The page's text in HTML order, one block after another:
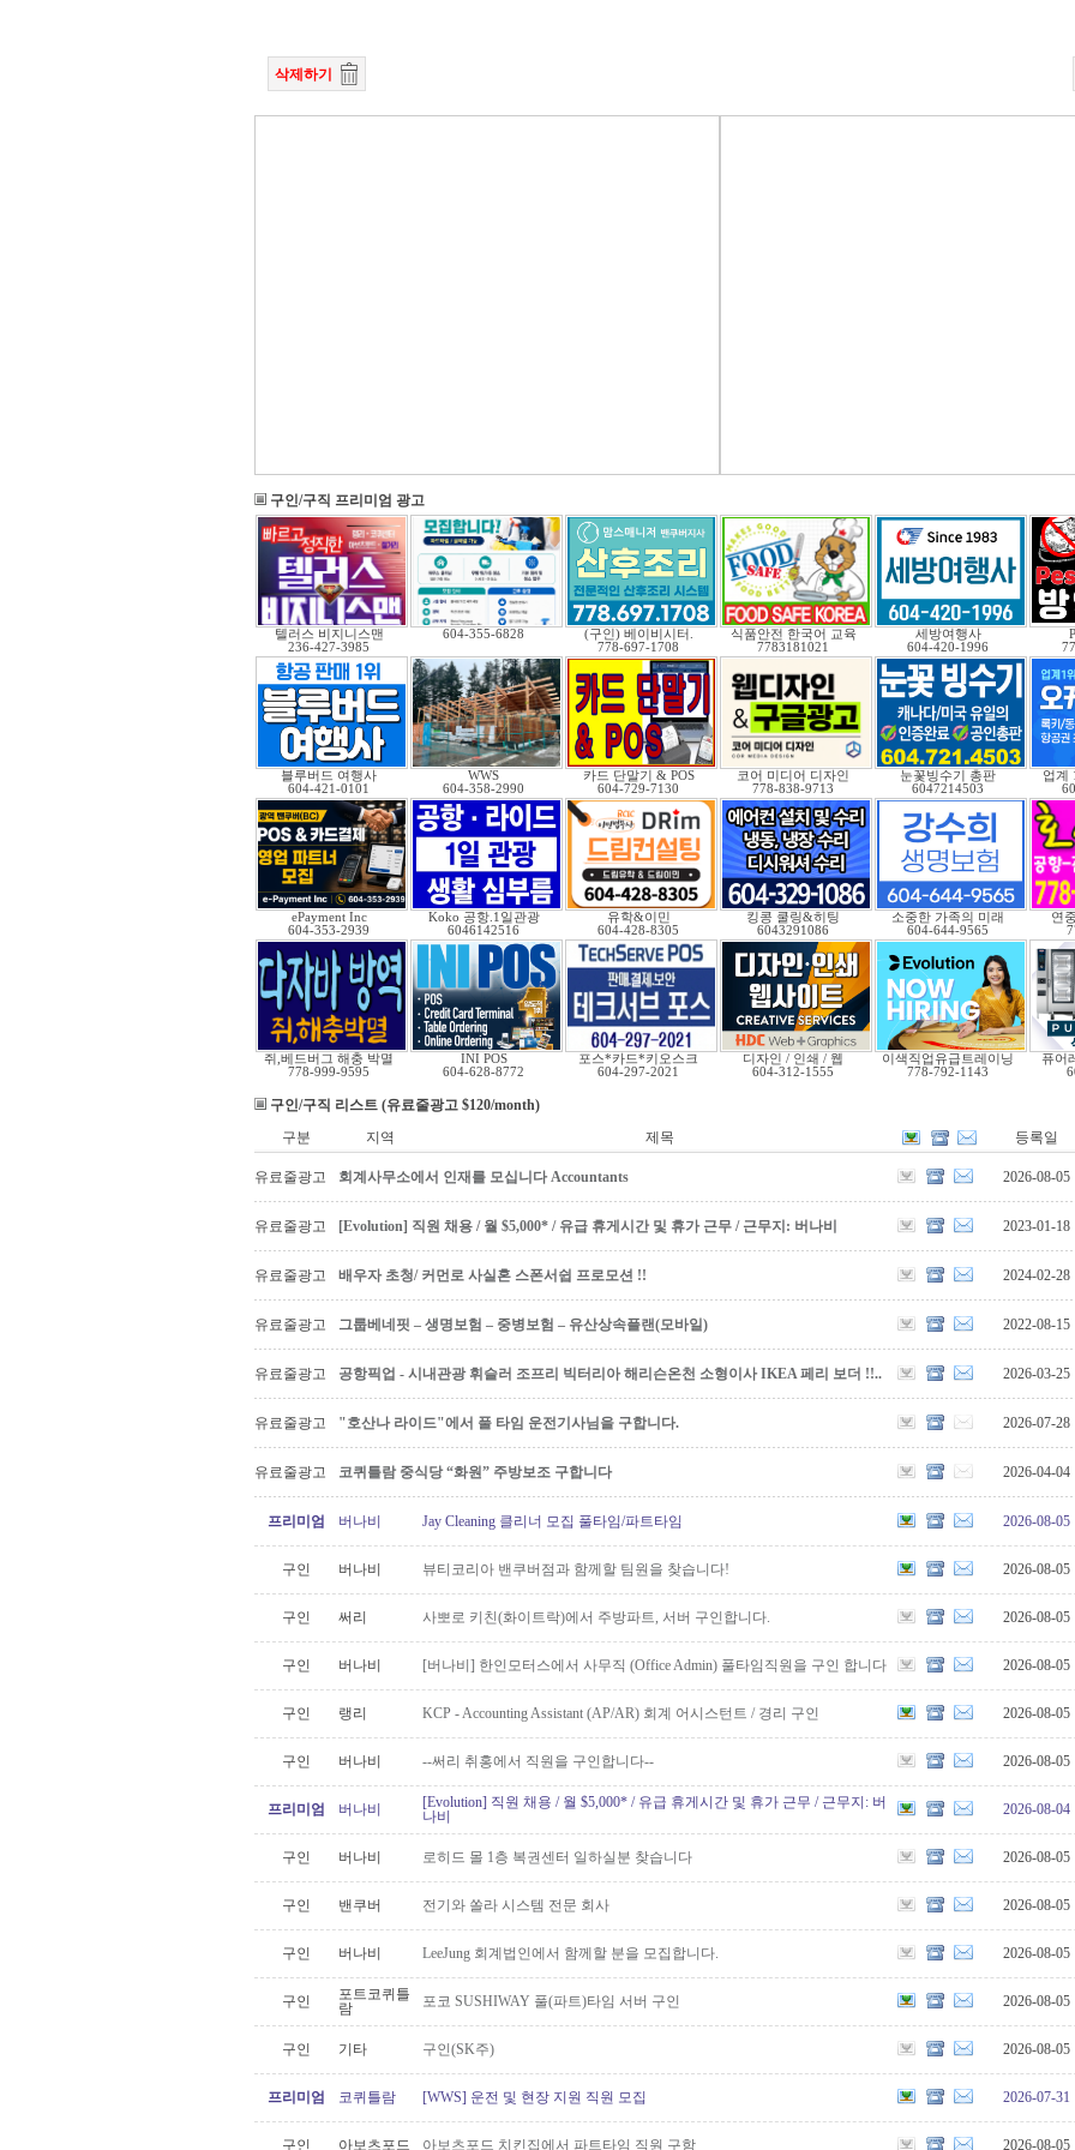
삭제하기
구인/구직 프리미엄 광고
텔러스 비지니스맨
236-427-3985
604-355-6828
(구인) 베이비시터.
778-697-1708
식품안전 한국어 교육
7783181021
세방여행사
604-420-1996
블루버드 여행사
604-421-0101
WWS
604-358-2990
카드 단말기 & POS
604-729-7130
코어 미디어 디자인
778-838-9713
눈꽃빙수기 총판
6047214503
업계
ePayment Inc
604-353-2939
Koko 공항.1일관광
6046142516
유학&이민
604-428-8305
킹콩 쿨링&히팅
6043291086
소중한 가족의 미래
604-644-9565
연
쥐,베드버그 해충 박멸
778-999-9595
INI POS
604-628-8772
포스*카드*키오스크
604-297-2021
디자인 / 인쇄 / 웹
604-312-1555
이색직업유급트레이닝
778-792-1143
퓨어
구인/구직 리스트 (유료줄광고 $120/month)
구분
지역 제목 등록일
유료줄광고 회계사무소에서 인재를 모십니다 Accountants 2026-08-05
유료줄광고 [Evolution] 직원 채용 / 월 $5,000* / 유급 휴게시간 및 휴가 근무 / 근무지: 버나비 2023-01-18
유료줄광고 배우자 초청/ 커먼로 사실혼 스폰서쉽 프로모션 !! 2024-02-28
유료줄광고 그룹베네핏 – 생명보험 – 중병보험 – 유산상속플랜(모바일) 2022-08-15
유료줄광고 공항픽업 - 시내관광 휘슬러 조프리 빅터리아 해리슨온천 소형이사 IKEA 페리 보더 !!.. 2026-03-25
유료줄광고 "호산나 라이드"에서 풀 타임 운전기사님을 구합니다. 2026-07-28
유료줄광고 코퀴틀람 중식당 “화원” 주방보조 구합니다 2026-04-04
프리미엄 버나비 Jay Cleaning 클리너 모집 풀타임/파트타임 2026-08-05
구인 버나비 뷰티코리아 밴쿠버점과 함께할 팀원을 찾습니다! 2026-08-05
구인 써리 사뽀로 키친(화이트락)에서 주방파트, 서버 구인합니다. 2026-08-05
구인 버나비 [버나비] 한인모터스에서 사무직 (Office Admin) 풀타임직원을 구인 합니다 2026-08-05
구인 랭리 KCP - Accounting Assistant (AP/AR) 회계 어시스턴트 / 경리 구인 2026-08-05
구인 버나비 --써리 취홍에서 직원을 구인합니다-- 2026-08-05
프리미엄 버나비
[Evolution] 직원 채용 / 월 $5,000* / 유급 휴게시간 및 휴가 근무 / 근무지: 버
나비
2026-08-04
구인 버나비 로히드 몰 1층 복권센터 일하실분 찾습니다 2026-08-05
구인 밴쿠버 전기와 쏠라 시스템 전문 회사 2026-08-05
구인 버나비 LeeJung 회계법인에서 함께할 분을 모집합니다. 2026-08-05
구인
포트코퀴틀
람
포코 SUSHIWAY 풀(파트)타임 서버 구인 2026-08-05
구인 기타 구인(SK주) 2026-08-05
프리미엄 코퀴틀람 [WWS] 운전 및 현장 지원 직원 모집 2026-07-31
구인 아보츠포드 아보츠포드 치킨집에서 파트타임 직원 구함 2026-08-05